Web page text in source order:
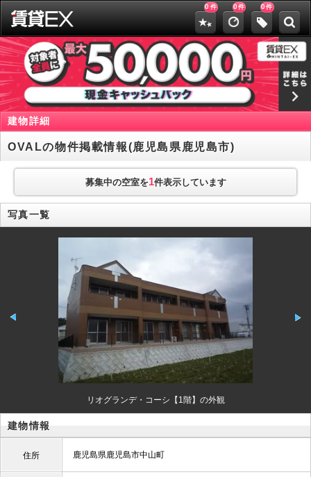
0 件 0件 0件
建物詳細
OVALの物件掲載情報(鹿児島県鹿児島市)
募集中の空室を1件表示しています
写真一覧
リオグランデ・コーシ【1階】の外観
建物情報
住所 鹿児島県鹿児島市中山町